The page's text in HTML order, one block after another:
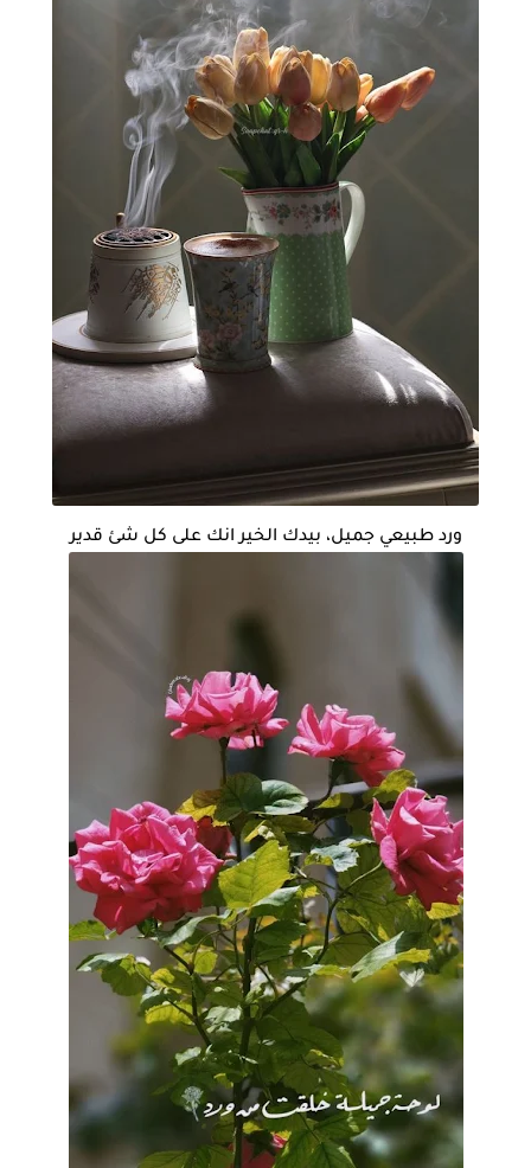
ورد طبيعي جميل، بيدك الخير انك على كل شئ قدير